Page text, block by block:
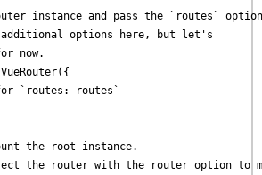
instance and pass the `routes` option
additional options here, but let's
now.
`routes: routes`
the root instance.
the router with the router option to